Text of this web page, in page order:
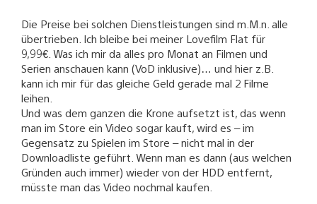
Die Preise bei solchen Dienstleistungen sind m.M.n. alle
übertrieben. Ich bleibe bei meiner Lovefilm Flat für
9,99€. Was ich mir da alles pro Monat an Filmen und
Serien anschauen kann (VoD inklusive)… und hier z.B.
kann ich mir für das gleiche Geld gerade mal 2 Filme
leihen.
Und was dem ganzen die Krone aufsetzt ist, das wenn
man im Store ein Video sogar kauft, wird es – im
Gegensatz zu Spielen im Store – nicht mal in der
Downloadliste geführt. Wenn man es dann (aus welchen
Gründen auch immer) wieder von der HDD entfernt,
müsste man das Video nochmal kaufen.